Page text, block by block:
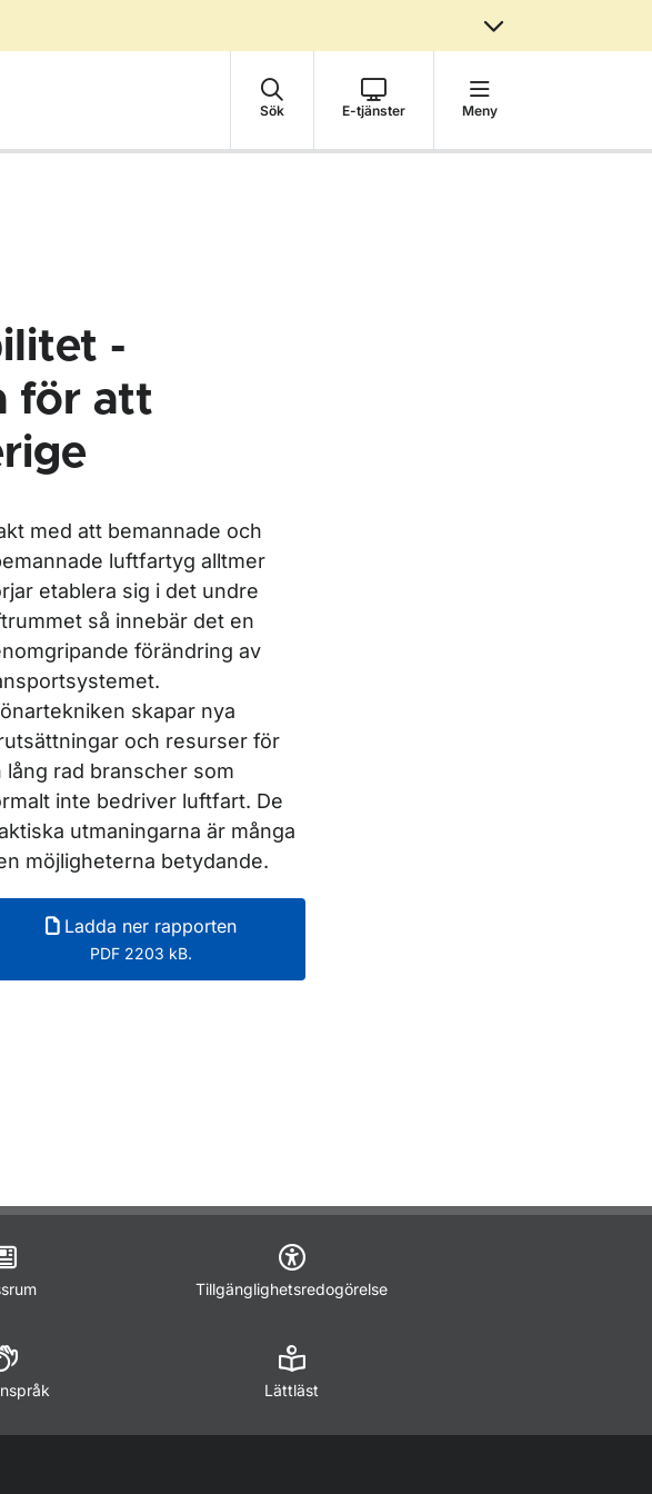
Sök E-tjänster Meny
-
för att
med att bemannade och
luftfartyg alltmer
etablera sig i det undre
så innebär det en
förändring av
skapar nya
och resurser för
lång rad branscher som
inte bedriver luftfart. De
utmaningarna är många
möjligheterna betydande.
Ladda ner rapporten
PDF 2203 kB.
Tillgänglighetsredogörelse
Lättläst